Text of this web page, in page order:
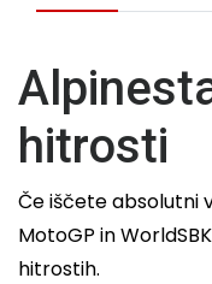
hitrosti
Če iščete absolutni
MotoGP in
hitrostih.